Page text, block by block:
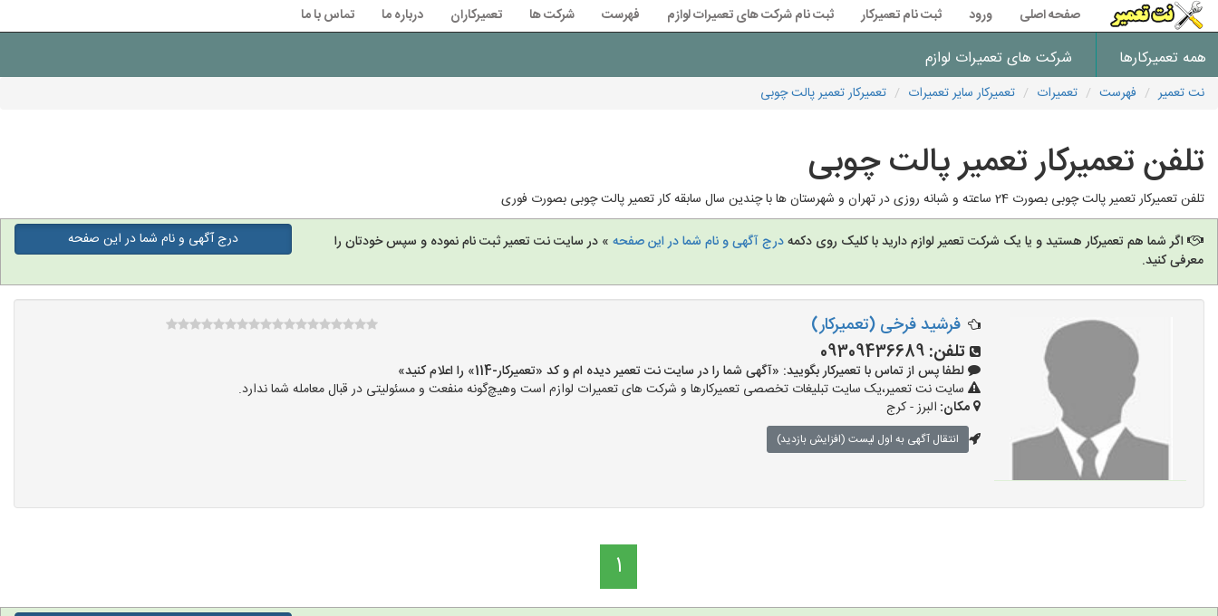
صفحه اصلی ورود ثبت نام تعمیرکار ثبت نام شرکت های تعمیرات لوازم فهرست شرکت ها تعمیرکاران درباره ما تماس با ما
همه تعمیرکارها شرکت های تعمیرات لوازم
نت تعمیر فهرست تعمیرات تعمیرکار سایر تعمیرات تعمیرکار تعمیر پالت چوبی
تلفن تعمیرکار تعمیر پالت چوبی
تلفن تعمیرکار تعمیر پالت چوبی بصورت 24 ساعته و شبانه روزی در تهران و شهرستان ها با چندین سال سابقه کار تعمیر پالت چوبی بصورت فوری
اگر شما هم تعمیرکار هستید و یا یک شرکت تعمیر لوازم دارید با کلیک روی دکمهدرج آگهی و نام شما در این صفحه » در سایت نت تعمیر ثبت نام نموده و سپس خودتان را
معرفی کنید.
درج آگهی و نام شما در این صفحه
فرشید فرخی (تعمیرکار)
تلفن: 09309436689
لطفا پس از تماس با تعمیرکار بگویید: «آگهی شما را در سایت نت تعمیر دیده ام و کد «تعمیرکار-114» را اعلام کنید»
سایت نت تعمیر،یک سایت تبلیغات تخصصی تعمیرکارها و شرکت های تعمیرات لوازم است وهیچ‌گونه منفعت و مسئولیتی در قبال معامله شما ندارد.
مکان: البرز - کرج
انتقال آگهی به اول لیست (افزایش بازدید)
1